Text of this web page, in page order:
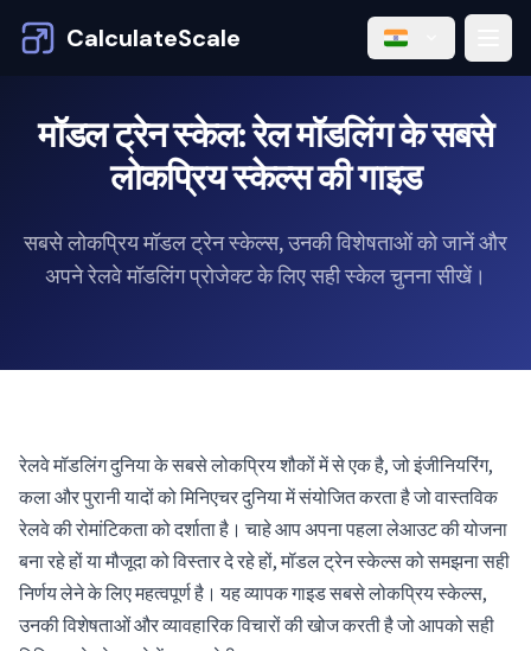
CalculateScale
मॉडल ट्रेन स्केल: रेल मॉडलिंग के सबसे
लोकप्रिय स्केल्स की गाइड
सबसे लोकप्रिय मॉडल ट्रेन स्केल्स, उनकी विशेषताओं को जानें और
अपने रेलवे मॉडलिंग प्रोजेक्ट के लिए सही स्केल चुनना सीखें।
रेलवे मॉडलिंग दुनिया के सबसे लोकप्रिय शौकों में से एक है, जो इंजीनियरिंग,
कला और पुरानी यादों को मिनिएचर दुनिया में संयोजित करता है जो वास्तविक
रेलवे की रोमांटिकता को दर्शाता है। चाहे आप अपना पहला लेआउट की योजना
बना रहे हों या मौजूदा को विस्तार दे रहे हों, मॉडल ट्रेन स्केल्स को समझना सही
निर्णय लेने के लिए महत्वपूर्ण है। यह व्यापक गाइड सबसे लोकप्रिय स्केल्स,
उनकी विशेषताओं और व्यावहारिक विचारों की खोज करती है जो आपको सही